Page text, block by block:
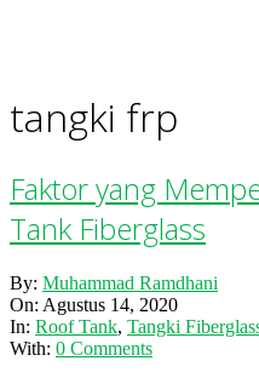
tangki frp
Faktor yang
Tank Fiberglass
2020-
08-
14
By: Muhammad Ramdhani
On: Agustus 14, 2020
In: Roof Tank, Tangki
With: 0 Comments